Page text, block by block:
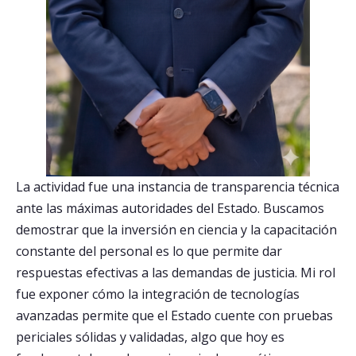
La actividad fue una instancia de transparencia técnica
ante las máximas autoridades del Estado. Buscamos
demostrar que la inversión en ciencia y la capacitación
constante del personal es lo que permite dar
respuestas efectivas a las demandas de justicia. Mi rol
fue exponer cómo la integración de tecnologías
avanzadas permite que el Estado cuente con pruebas
periciales sólidas y validadas, algo que hoy es